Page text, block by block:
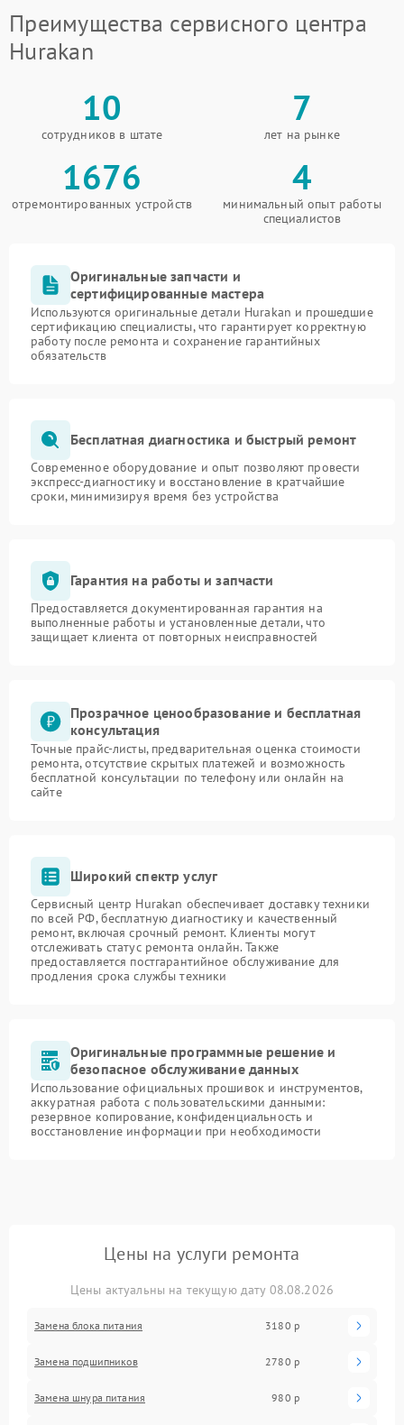
Преимущества сервисного центра
Hurakan
10
сотрудников в штате
7
лет на рынке
1676
отремонтированных устройств
4
минимальный опыт работы
специалистов
Оригинальные запчасти и
сертифицированные мастера
Используются оригинальные детали Hurakan и прошедшие
сертификацию специалисты, что гарантирует корректную
работу после ремонта и сохранение гарантийных
обязательств
Бесплатная диагностика и быстрый ремонт
Современное оборудование и опыт позволяют провести
экспресс-диагностику и восстановление в кратчайшие
сроки, минимизируя время без устройства
Гарантия на работы и запчасти
Предоставляется документированная гарантия на
выполненные работы и установленные детали, что
защищает клиента от повторных неисправностей
Прозрачное ценообразование и бесплатная
консультация
Точные прайс-листы, предварительная оценка стоимости
ремонта, отсутствие скрытых платежей и возможность
бесплатной консультации по телефону или онлайн на
сайте
Широкий спектр услуг
Сервисный центр Hurakan обеспечивает доставку техники
по всей РФ, бесплатную диагностику и качественный
ремонт, включая срочный ремонт. Клиенты могут
отслеживать статус ремонта онлайн. Также
предоставляется постгарантийное обслуживание для
продления срока службы техники
Оригинальные программные решение и
безопасное обслуживание данных
Использование официальных прошивок и инструментов,
аккуратная работа с пользовательскими данными:
резервное копирование, конфиденциальность и
восстановление информации при необходимости
Цены на услуги ремонта
Цены актуальны на текущую дату 08.08.2026
Замена блока питания 3180 р
Замена подшипников 2780 р
Замена шнура питания 980 р